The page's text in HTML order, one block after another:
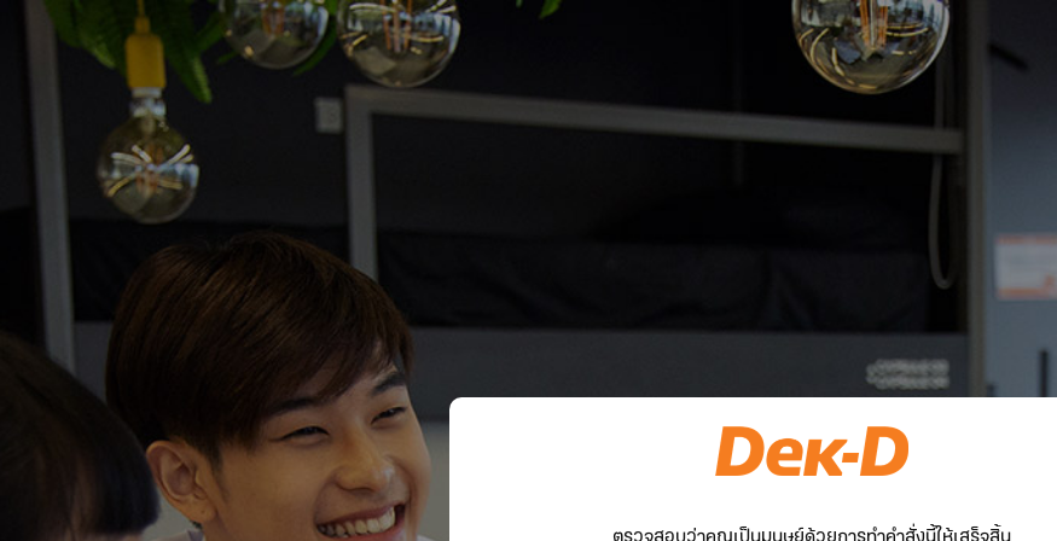
ตรวจสอบว่าคุณเป็นมนุษย์ด้วยการทำคำสั่งนี้ให้เสร็จสิ้น